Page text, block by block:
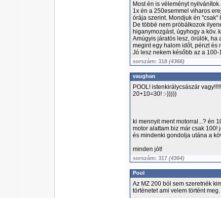
Most én is véleményt nyilvánítok.
1x én a 250esemmel viharos
órája szerint. Mondjuk én "csak"
De többé nem próbálkozok
higanymozgást, úgyhogy a köv.
Amúgyis járatós lesz, örülök, ha
megint egy halom időt, pénzt és
Jó lesz nekem később az a 100-
sorszám: 318 (4366)
vaughan
POOL! istenkirálycsászár
20+10=30! :-)))))
ki mennyit ment motorral...? én
motor alattam biz már csak 100!
és mindenki gondolja utána a
minden jót!
sorszám: 317 (4364)
Pool
Az MZ 200 ból sem szeretnék
történetet ami velem történt meg.